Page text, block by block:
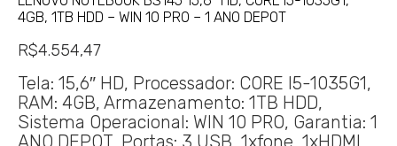
4GB, 1TB HDD – WIN 10 PRO – 1 ANO DEPOT
R$4.554,47
Tela: 15,6″ HD, Processador: CORE I5-1035G1,
RAM: 4GB, Armazenamento: 1TB HDD,
Sistema Operacional: WIN 10 PRO, Garantia: 1
ANO DEPOT, Portas: 3 USB, 1xfone, 1xHDMI,…